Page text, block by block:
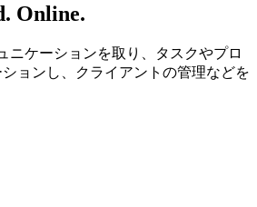
Online.
ニケーションを取り、タスクやプロ
ョンし、クライアントの管理などを